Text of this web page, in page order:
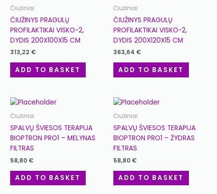
Čiužiniai
ČIUŽINYS PRAGULŲ
PROFILAKTIKAI VISKO-2,
DYDIS 200X100X15 CM
313,22 €
ADD TO BASKET
Čiužiniai
ČIUŽINYS PRAGULŲ
PROFILAKTIKAI VISKO-2,
DYDIS 200X120X15 CM
363,64 €
ADD TO BASKET
Čiužiniai
SPALVŲ ŠVIESOS TERAPIJA
BIOPTRON PRO1 – MĖLYNAS
FILTRAS
58,80 €
ADD TO BASKET
Čiužiniai
SPALVŲ ŠVIESOS TERAPIJA
BIOPTRON PRO1 – ŽYDRAS
FILTRAS
58,80 €
ADD TO BASKET